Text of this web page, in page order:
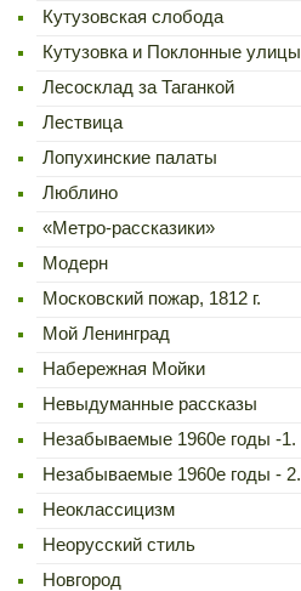
Кутузовская слобода
Кутузовка и Поклонные улицы
Лесосклад за Таганкой
Лествица
Лопухинские палаты
Люблино
«Метро-рассказики»
Модерн
Московский пожар, 1812 г.
Мой Ленинград
Набережная Мойки
Невыдуманные рассказы
Незабываемые 1960е годы -1.
Незабываемые 1960е годы - 2.
Неоклассицизм
Неорусский стиль
Новгород